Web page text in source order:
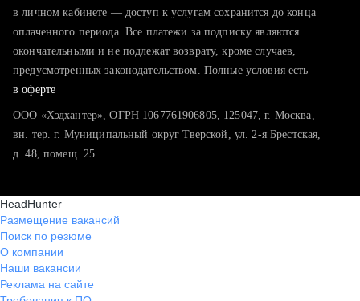
в личном кабинете — доступ к услугам сохранится до конца
оплаченного периода. Все платежи за подписку являются
окончательными и не подлежат возврату, кроме случаев,
предусмотренных законодательством. Полные условия есть
в оферте
ООО «Хэдхантер», ОГРН 1067761906805, 125047, г. Москва,
вн. тер. г. Муниципальный округ Тверской, ул. 2-я Брестская,
д. 48, помещ. 25
HeadHunter
Размещение вакансий
Поиск по резюме
О компании
Наши вакансии
Реклама на сайте